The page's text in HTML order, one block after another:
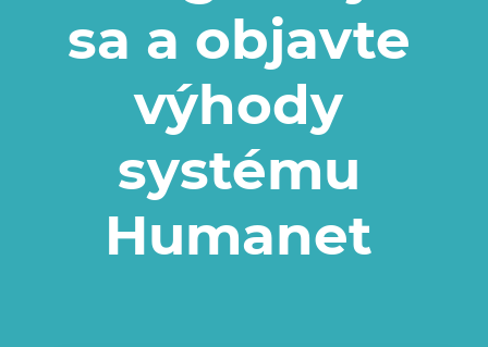
sa a objavte
výhody
systému
Humanet